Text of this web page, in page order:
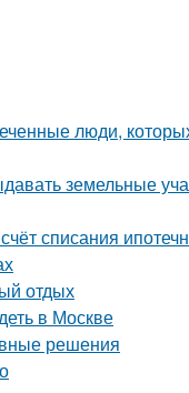
люди,
земельные
списания
отдых
в Москве
решения